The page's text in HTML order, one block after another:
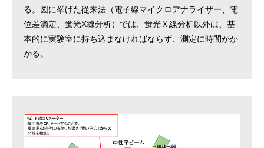
る。図に挙げた従来法（電子線マイクロアナライザー、電
位差滴定、蛍光X線分析）では、蛍光Ｘ線分析以外は、基
本的に実験室に持ち込まなければならず、測定に時間がか
かる。